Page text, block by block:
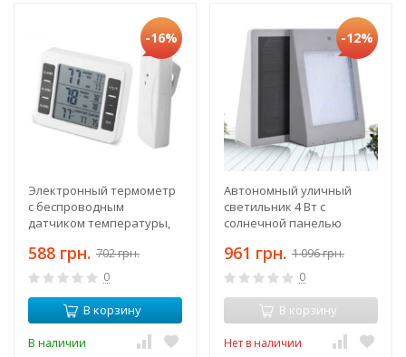
-16%
Электронный термометр
с беспроводным
датчиком температуры,
высокой температуре
588 грн. 702 грн.
0
В корзину
В наличии
-12%
Автономный уличный
светильник 4 Вт с
солнечной панелью
освещенности
961 грн. 1 096 грн.
0
В корзину
Нет в наличии